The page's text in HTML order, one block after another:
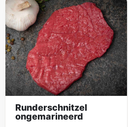
Runderschnitzel
ongemarineerd